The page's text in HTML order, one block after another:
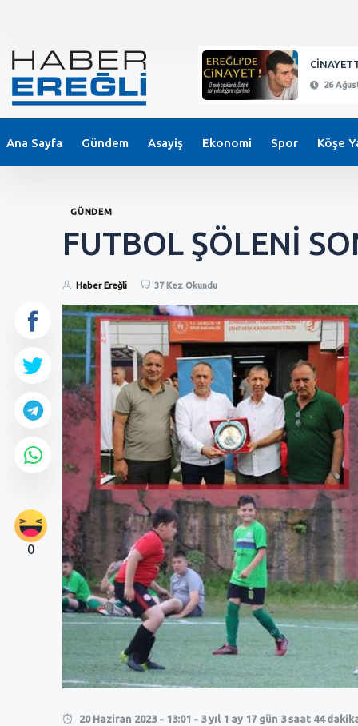
KEPEZ'DE BIÇAKLI SALDIRI !
26 Ağustos 2024 - 21:11 26
Ana Sayfa Gündem Asayiş Ekonomi Spor Köşe
0
GÜNDEM
FUTBOL ŞÖLENİ
Haber Ereğli 37 Kez Okundu
20 Haziran 2023 - 13:01 - 3 yıl 1 ay 17 gün 3 saat 44